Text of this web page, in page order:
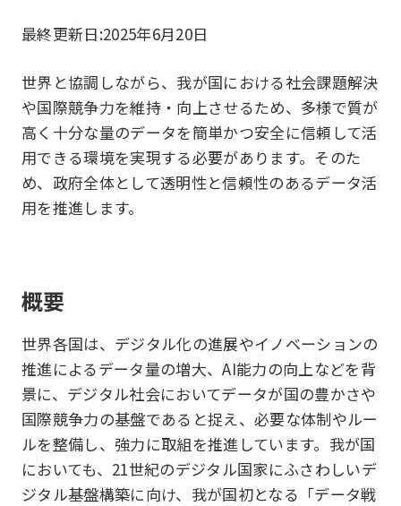
最終更新日:2025年6月20日
世界と協調しながら、我が国における社会課題解決
や国際競争力を維持・向上させるため、多様で質が
高く十分な量のデータを簡単かつ安全に信頼して活
用できる環境を実現する必要があります。そのた
め、政府全体として透明性と信頼性のあるデータ活
用を推進します。
概要
世界各国は、デジタル化の進展やイノベーションの
推進によるデータ量の増大、AI能力の向上などを背
景に、デジタル社会においてデータが国の豊かさや
国際競争力の基盤であると捉え、必要な体制やルー
ルを整備し、強力に取組を推進しています。我が国
においても、21世紀のデジタル国家にふさわしいデ
ジタル基盤構築に向け、我が国初となる「データ戦